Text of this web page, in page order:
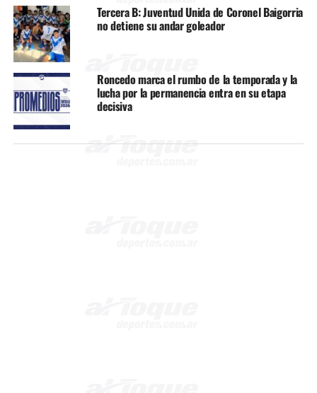
Tercera B: Juventud Unida de Coronel Baigorria
no detiene su andar goleador
Roncedo marca el rumbo de la temporada y la
lucha por la permanencia entra en su etapa
decisiva